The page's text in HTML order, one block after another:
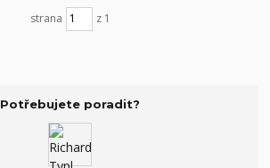
strana z 1
Potřebujete poradit?